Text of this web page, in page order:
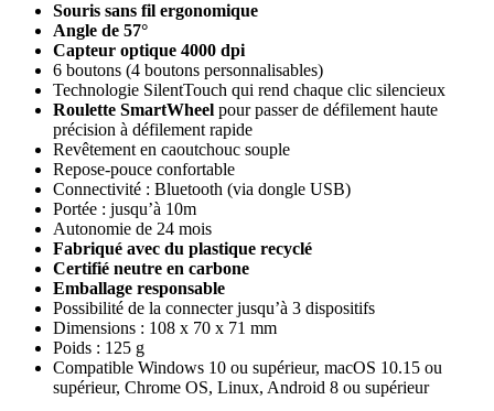
Souris sans fil ergonomique
Angle de 57°
Capteur optique 4000 dpi
6 boutons (4 boutons personnalisables)
Technologie SilentTouch qui rend chaque clic silencieux
Roulette SmartWheel pour passer de défilement haute
précision à défilement rapide
Revêtement en caoutchouc souple
Repose-pouce confortable
Connectivité : Bluetooth (via dongle USB)
Portée : jusqu’à 10m
Autonomie de 24 mois
Fabriqué avec du plastique recyclé
Certifié neutre en carbone
Emballage responsable
Possibilité de la connecter jusqu’à 3 dispositifs
Dimensions : 108 x 70 x 71 mm
Poids : 125 g
Compatible Windows 10 ou supérieur, macOS 10.15 ou
supérieur, Chrome OS, Linux, Android 8 ou supérieur